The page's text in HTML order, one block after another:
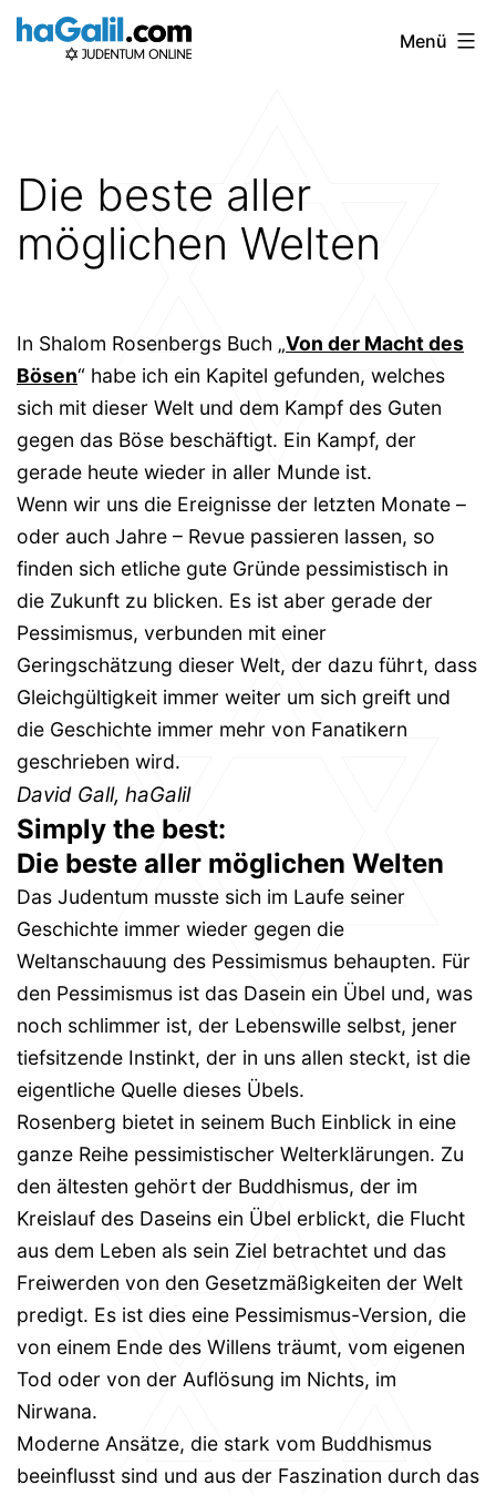
Zum
Inhalt
Menü
Die beste aller
möglichen Welten
In Shalom Rosenbergs Buch „Von der Macht des
Bösen“ habe ich ein Kapitel gefunden, welches
sich mit dieser Welt und dem Kampf des Guten
gegen das Böse beschäftigt. Ein Kampf, der
gerade heute wieder in aller Munde ist.
Wenn wir uns die Ereignisse der letzten Monate –
oder auch Jahre – Revue passieren lassen, so
finden sich etliche gute Gründe pessimistisch in
die Zukunft zu blicken. Es ist aber gerade der
Pessimismus, verbunden mit einer
Geringschätzung dieser Welt, der dazu führt, dass
Gleichgültigkeit immer weiter um sich greift und
die Geschichte immer mehr von Fanatikern
geschrieben wird.
David Gall, haGalil
Simply the best:
Die beste aller möglichen Welten
Das Judentum musste sich im Laufe seiner
Geschichte immer wieder gegen die
Weltanschauung des Pessimismus behaupten. Für
den Pessimismus ist das Dasein ein Übel und, was
noch schlimmer ist, der Lebenswille selbst, jener
tiefsitzende Instinkt, der in uns allen steckt, ist die
eigentliche Quelle dieses Übels.
Rosenberg bietet in seinem Buch Einblick in eine
ganze Reihe pessimistischer Welterklärungen. Zu
den ältesten gehört der Buddhismus, der im
Kreislauf des Daseins ein Übel erblickt, die Flucht
aus dem Leben als sein Ziel betrachtet und das
Freiwerden von den Gesetzmäßigkeiten der Welt
predigt. Es ist dies eine Pessimismus-Version, die
von einem Ende des Willens träumt, vom eigenen
Tod oder von der Auflösung im Nichts, im
Nirwana.
Moderne Ansätze, die stark vom Buddhismus
beeinflusst sind und aus der Faszination durch das